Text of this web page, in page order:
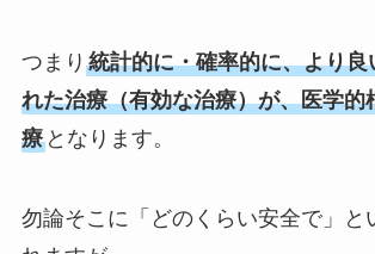
つまり 統計的に・確率的に、より良
れた治療（有効な治療）が、医学的
療となります。
勿論そこに「どのくらい安全で」と